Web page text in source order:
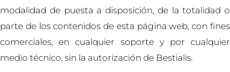
modalidad de puesta a disposición, de la totalidad o
parte de los contenidos de esta página web, con fines
comerciales, en cualquier soporte y por cualquier
medio técnico, sin la autorización de Bestialis.